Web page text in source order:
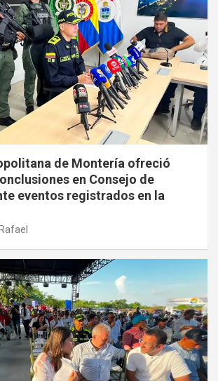
de Montería ofreció
en Consejo de
eventos registrados en la
Rafael